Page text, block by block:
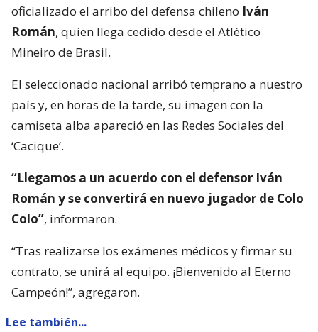
oficializado el arribo del defensa chileno Iván
Román, quien llega cedido desde el Atlético
Mineiro de Brasil.
El seleccionado nacional arribó temprano a nuestro
país y, en horas de la tarde, su imagen con la
camiseta alba apareció en las Redes Sociales del
‘Cacique’.
“Llegamos a un acuerdo con el defensor Iván
Román y se convertirá en nuevo jugador de Colo
Colo”, informaron.
“Tras realizarse los exámenes médicos y firmar su
contrato, se unirá al equipo. ¡Bienvenido al Eterno
Campeón!”, agregaron.
Lee también...